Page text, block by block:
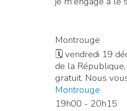
Montrouge
🗓 vendredi 19
de la
gratuit. Nous
Montrouge
19h00 - 20h15